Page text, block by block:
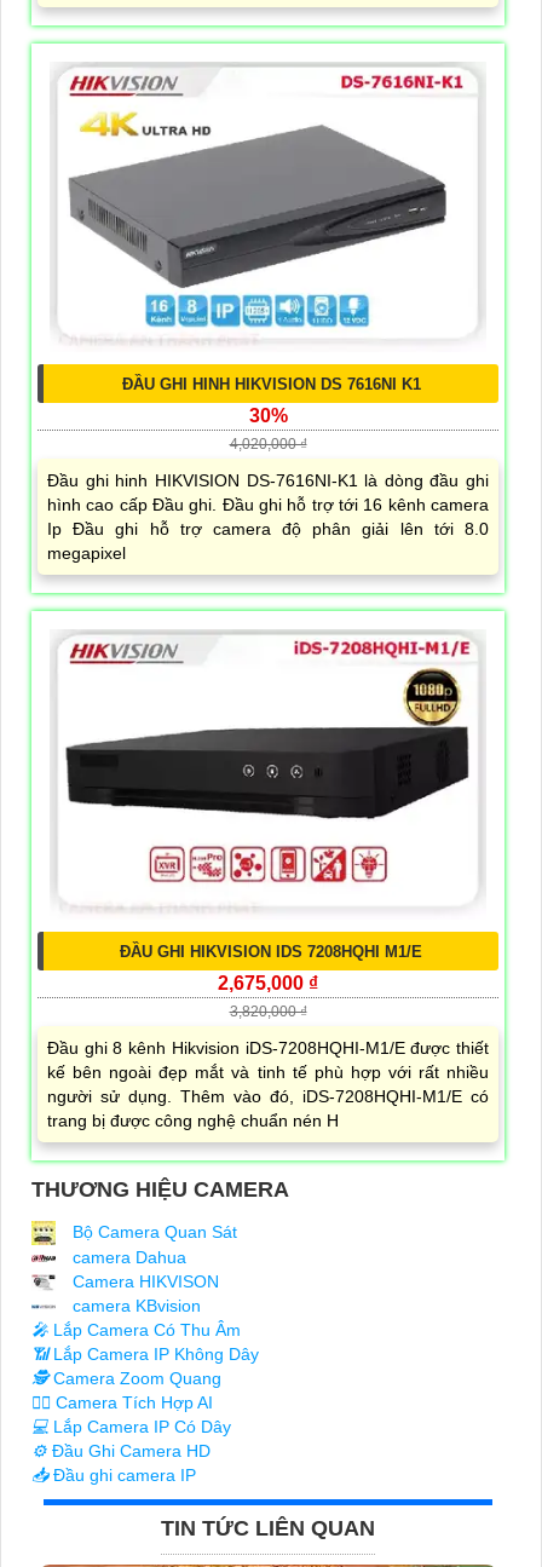
ĐẦU GHI HINH HIKVISION DS 7616NI K1
30%
4,020,000 ₫
Đầu ghi hinh HIKVISION DS-7616NI-K1 là dòng đầu ghi
hình cao cấp Đầu ghi. Đầu ghi hỗ trợ tới 16 kênh camera
Ip Đầu ghi hỗ trợ camera độ phân giải lên tới 8.0
megapixel
ĐẦU GHI HIKVISION IDS 7208HQHI M1/E
2,675,000 ₫
3,820,000 ₫
Đầu ghi 8 kênh Hikvision iDS-7208HQHI-M1/E được thiết
kế bên ngoài đẹp mắt và tinh tế phù hợp với rất nhiều
người sử dụng. Thêm vào đó, iDS-7208HQHI-M1/E có
trang bị được công nghệ chuẩn nén H
THƯƠNG HIỆU CAMERA
Bộ Camera Quan Sát
camera Dahua
Camera HIKVISON
camera KBvision
️🎤️ Lắp Camera Có Thu Âm
📶Lắp Camera IP Không Dây
🕵️Camera Zoom Quang
🧛‍♀️ Camera Tích Hợp AI
💻 Lắp Camera IP Có Dây
⚙️ Đầu Ghi Camera HD
📥Đầu ghi camera IP
TIN TỨC LIÊN QUAN